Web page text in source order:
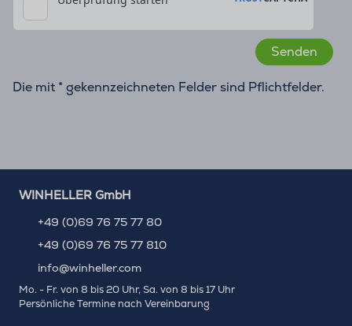
Die mit * gekennzeichneten Felder sind Pflichtfelder.
WINHELLER GmbH
+49 (0)69 76 75 77 80
+49 (0)69 76 75 77 810
info@winheller.com
Mo. - Fr. von 8 bis 20 Uhr, Sa. von 8 bis 17 Uhr
Persönliche Termine nach Vereinbarung